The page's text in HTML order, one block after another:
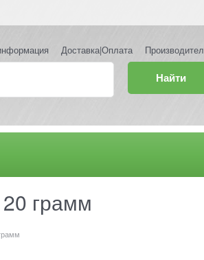
Доставка|Оплата
Найти
грамм